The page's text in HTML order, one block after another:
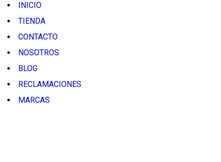
INICIO
TIENDA
CONTACTO
NOSOTROS
BLOG
RECLAMACIONES
MARCAS